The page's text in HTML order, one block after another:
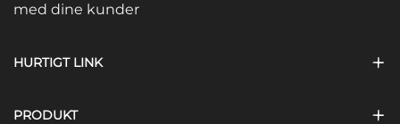
med dine kunder
HURTIGT LINK
PRODUKT